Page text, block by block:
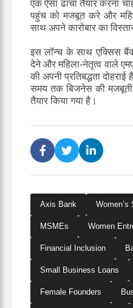
एक ऐसा ढांचा तैयार करना
पहुंच को मजबूत करे और
साथ अपने कारोबार का
इस लॉन्च के साथ एक्सिस
देने और महिला-नेतृत्व वाले
की अपनी प्रतिबद्धता दोहराई
समय तक बिजनेस की मजबूती
तैयार किया गया है।
Axis Bank
MSMEs Women
Financial Inclusion
Small Business Loans
Female Founders